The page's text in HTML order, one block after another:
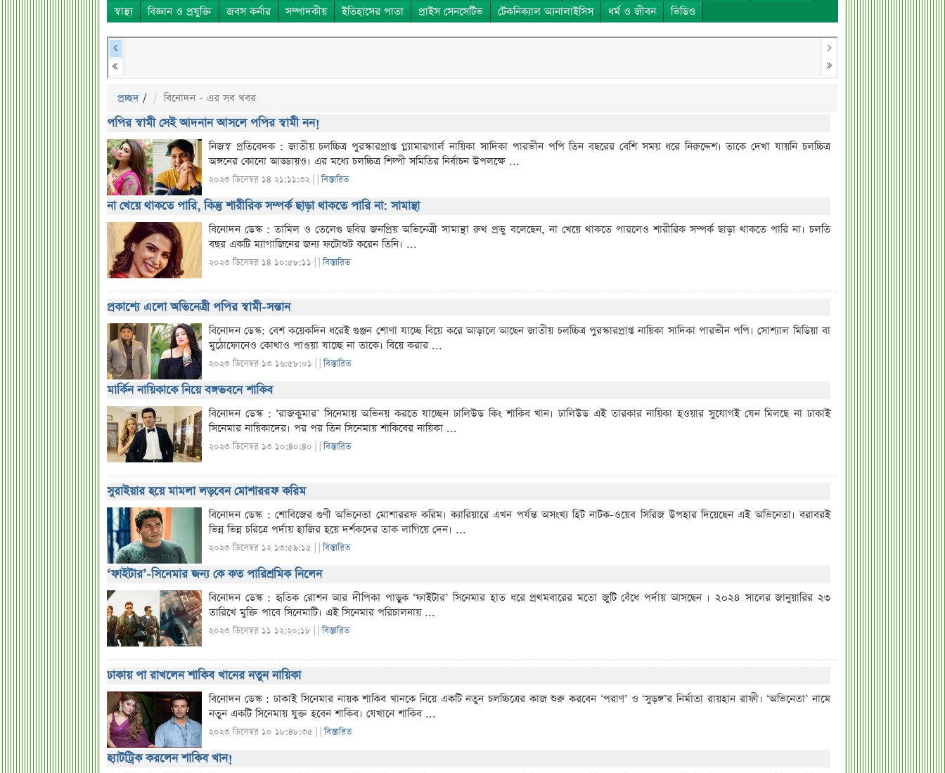
স্বাস্থ্য
বিজ্ঞান ও প্রযুক্তি জবস কর্নার সম্পাদকীয় ইতিহাসের পাতা প্রাইস সেনসেটিভ টেকনিক্যাল অ্যনালাইসিস ধর্ম ও জীবন ভিডিও
প্রচ্ছদ / বিনোদন - এর সব খবর
পপির স্বামী সেই আদনান আসলে পপির স্বামী নন!
নিজস্ব প্রতিবেদক : জাতীয় চলচ্চিত্র পুরস্কারপ্রাপ্ত গ্ল্যামারগার্ল নায়িকা সাদিকা পারভীন পপি তিন বছরের বেশি সময় ধরে নিরুদ্দেশ। তাকে দেখা যায়নি চলচ্চিত্র
অঙ্গনের কোনো আড্ডায়ও। এর মধ্যে চলচ্চিত্র শিল্পী সমিতির নির্বাচন উপলক্ষে ...
২০২৩ ডিসেম্বর ১৪ ২১:১১:৩২ | |বিস্তারিত
না খেয়ে থাকতে পারি, কিন্তু শারীরিক সম্পর্ক ছাড়া থাকতে পারি না: সামান্থা
বিনোদন ডেস্ক : তামিল ও তেলেগু ছবির জনপ্রিয় অভিনেত্রী সামান্থা রুথ প্রভু বলেছেন, না খেয়ে থাকতে পারলেও শারীরিক সম্পর্ক ছাড়া থাকতে পারি না। চলতি
বছর একটি ম্যাগাজিনের জন্য ফটোশুট করেন তিনি। ...
২০২৩ ডিসেম্বর ১৪ ১০:৫৮:১১ | |বিস্তারিত
প্রকাশ্যে এলো অভিনেত্রী পপির স্বামী-সন্তান
বিনোদন ডেস্ক: বেশ কয়েকদিন ধরেই গুঞ্জন শোণা যাচ্ছে বিয়ে করে আড়ালে আছেন জাতীয় চলচ্চিত্র পুরস্কারপ্রাপ্ত নায়িকা সাদিকা পারভীন পপি। সোশ্যাল মিডিয়া বা
মুঠোফোনেও কোথাও পাওয়া যাচ্ছে না তাকে। বিয়ে করার ...
২০২৩ ডিসেম্বর ১৩ ১৬:৫৮:০১ | |বিস্তারিত
মার্কিন নায়িকাকে নিয়ে বঙ্গভবনে শাকিব
বিনোদন ডেস্ক : ‘রাজকুমার’ সিনেমায় অভিনয় করতে যাচ্ছেন ঢালিউড কিং শাকিব খান। ঢালিউড এই তারকার নায়িকা হওয়ার সুযোগই যেন মিলছে না ঢাকাই
সিনেমার নায়িকাদের। পর পর তিন সিনেমায় শাকিবের নায়িকা ...
২০২৩ ডিসেম্বর ১৩ ১০:৪০:৪০ | |বিস্তারিত
সুরাইয়ার হয়ে মামলা লড়বেন মোশাররফ করিম
বিনোদন ডেস্ক : শোবিজের গুণী অভিনেতা মোশাররফ করিম। ক্যারিয়ারে এখন পর্যন্ত অসংখ্য হিট নাটক-ওয়েব সিরিজ উপহার দিয়েছেন এই অভিনেতা। বরাবরই
ভিন্ন ভিন্ন চরিত্রে পর্দায় হাজির হয়ে দর্শকদের তাক লাগিয়ে দেন। ...
২০২৩ ডিসেম্বর ১২ ১৩:৫৯:১৫ | |বিস্তারিত
‘ফাইটার’-সিনেমার জন্য কে কত পারিশ্রমিক নিলেন
বিনোদন ডেস্ক : হৃতিক রোশন আর দীপিকা পাড়ুক ‘ফাইটার’ সিনেমার হাত ধরে প্রথমবারের মতো জুটি বেঁধে পর্দায় আসছেন । ২০২৪ সালের জানুয়ারির ২৩
তারিখে মুক্তি পাবে সিনেমাটি। এই সিনেমার পরিচালনায় ...
২০২৩ ডিসেম্বর ১১ ১২:২০:১৮ | |বিস্তারিত
ঢাকায় পা রাখলেন শাকিব খানের নতুন নায়িকা
বিনোদন ডেস্ক : ঢাকাই সিনেমার নায়ক শাকিব খানকে নিয়ে একটি নতুন চলচ্চিত্রের কাজ শুরু করবেন ‘পরাণ’ ও ‘সুড়ঙ্গ’র নির্মাতা রায়হান রাফী। ‘অভিনেতা’ নামে
নতুন একটি সিনেমায় যুক্ত হবেন শাকিব। যেখানে শাকিব ...
২০২৩ ডিসেম্বর ১০ ১৮:৪৮:৩৫ | |বিস্তারিত
হ্যাটট্রিক করলেন শাকিব খান!